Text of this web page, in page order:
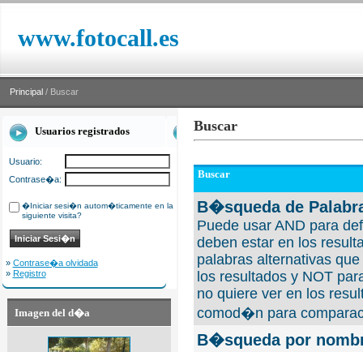
www.fotocall.es
Principal / Buscar
Usuarios registrados
Usuario:
Contrase�a:
�Iniciar sesi�n autom�ticamente en la
siguiente visita?
» Contrase�a olvidada
» Registro
Imagen del d�a
Buscar
Buscar
B�squeda de
Puede usar AND para
deben estar en los
palabras alternativas
los resultados y NOT
no quiere ver en los
comod�n para
B�squeda por